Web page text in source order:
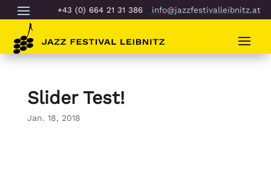
+43 (0) 664 21 31 386 info@jazzfestivalleibnitz.at
Slider Test!
Jan. 18, 2018